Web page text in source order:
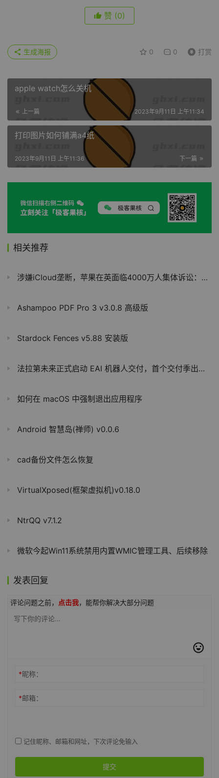
赞 (0)
0 0 打赏
生成海报
apple watch怎么关机
上一篇 2023年9月11日 上午11:34
打印图片如何铺满a4纸
下一篇
2023年9月11日 上午11:36
相关推荐
涉嫌iCloud垄断，苹果在英面临4000万人集体诉讼：或赔偿30亿英镑
Ashampoo PDF Pro 3 v3.0.8 高级版
Stardock Fences v5.88 安装版
法拉第未来正式启动 EAI 机器人交付，首个交付季出货目标为 200 台
如何在 macOS 中强制退出应用程序
Android 智慧岛(禅师) v0.0.6
cad备份文件怎么恢复
VirtualXposed(框架虚拟机)v0.18.0
NtrQQ v7.1.2
微软今起Win11系统禁用内置WMIC管理工具、后续移除
发表回复
评论问题之前， 点击我，能帮你解决大部分问题
*昵称：
*邮箱：
记住昵称、邮箱和网址，下次评论免输入
提交